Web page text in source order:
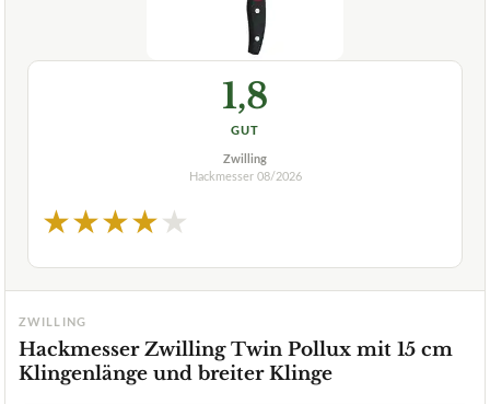
1,8
GUT
Zwilling
Hackmesser 08/2026
★★★★★
ZWILLING
Hackmesser Zwilling Twin Pollux mit 15 cm
Klingenlänge und breiter Klinge